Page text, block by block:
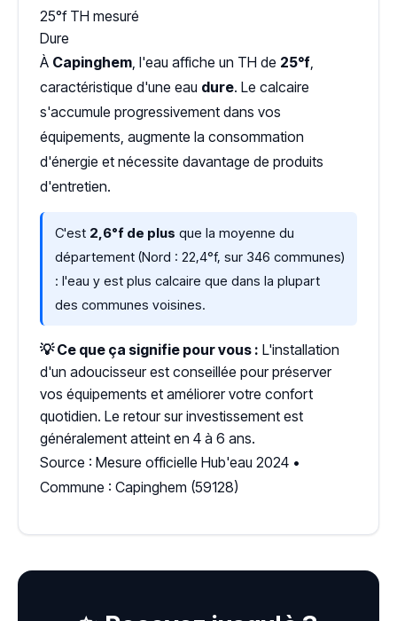
25°f TH mesuré
Dure
À Capinghem, l'eau affiche un TH de 25°f,
caractéristique d'une eau dure. Le calcaire
s'accumule progressivement dans vos
équipements, augmente la consommation
d'énergie et nécessite davantage de produits
d'entretien.
C'est 2,6°f de plus que la moyenne du
département (Nord : 22,4°f, sur 346 communes)
: l'eau y est plus calcaire que dans la plupart
des communes voisines.
💡 Ce que ça signifie pour vous : L'installation
d'un adoucisseur est conseillée pour préserver
vos équipements et améliorer votre confort
quotidien. Le retour sur investissement est
généralement atteint en 4 à 6 ans.
Source : Mesure officielle Hub'eau 2024 •
Commune : Capinghem (59128)